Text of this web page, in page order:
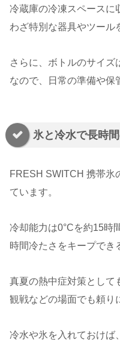
冷蔵庫の冷凍スペースに
わざ特別な器具やツール
さらに、ボトルのサイズ
なので、日常の準備や保
氷と冷水で長時
FRESH SWITCH 携帯氷
ています。
冷却能力は0°Cを約15時
時間冷たさをキープでき
真夏の熱中症対策として
観戦などの場面でも頼り
冷水や氷を入れておけば